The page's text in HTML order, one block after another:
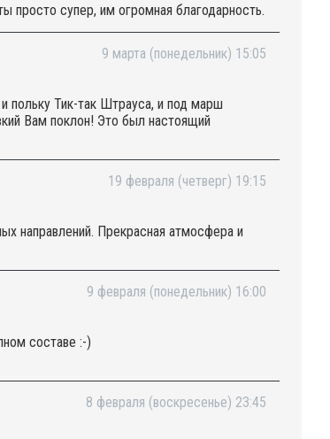
просто супер, им огромная благодарность.
9 марта (понедельник) 15:05
польку Тик-так Штрауса, и под марш
Вам поклон! Это был настоящий
19 февраля (четверг) 19:15
направлений. Прекрасная атмосфера и
9 февраля (понедельник) 16:00
составе :-)
8 февраля (воскресенье) 23:45